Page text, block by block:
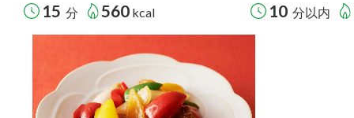
15 分 560 kcal 10 分以内